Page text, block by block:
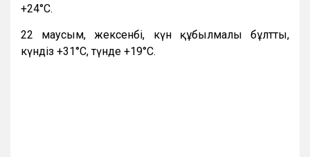
+24°C.
22 маусым, жексенбі, күн құбылмалы бұлтты,
күндіз +31°C, түнде +19°C.